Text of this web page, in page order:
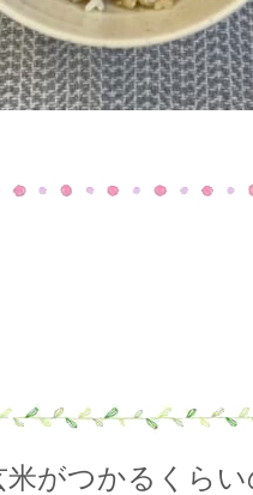
がつかるくら